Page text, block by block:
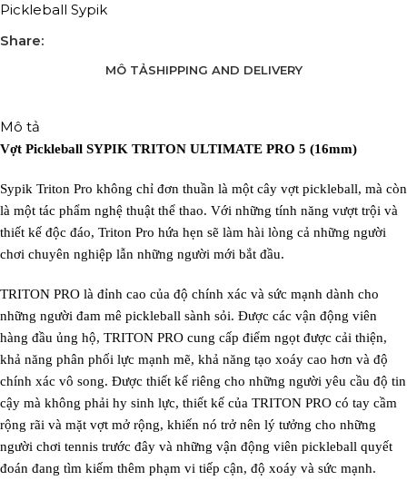
Pickleball Sypik
Share:
MÔ TẢSHIPPING AND DELIVERY
Mô tả
Vợt Pickleball SYPIK TRITON ULTIMATE PRO 5 (16mm)
Sypik Triton Pro không chỉ đơn thuần là một cây vợt pickleball, mà còn
là một tác phẩm nghệ thuật thể thao. Với những tính năng vượt trội và
thiết kế độc đáo, Triton Pro hứa hẹn sẽ làm hài lòng cả những người
chơi chuyên nghiệp lẫn những người mới bắt đầu.
TRITON PRO là đỉnh cao của độ chính xác và sức mạnh dành cho
những người đam mê pickleball sành sỏi. Được các vận động viên
hàng đầu ủng hộ, TRITON PRO cung cấp điểm ngọt được cải thiện,
khả năng phân phối lực mạnh mẽ, khả năng tạo xoáy cao hơn và độ
chính xác vô song. Được thiết kế riêng cho những người yêu cầu độ tin
cậy mà không phải hy sinh lực, thiết kế của TRITON PRO có tay cầm
rộng rãi và mặt vợt mở rộng, khiến nó trở nên lý tưởng cho những
người chơi tennis trước đây và những vận động viên pickleball quyết
đoán đang tìm kiếm thêm phạm vi tiếp cận, độ xoáy và sức mạnh.